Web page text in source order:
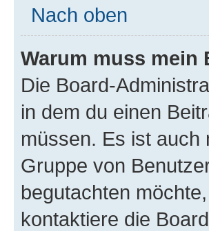
Nach oben
Warum muss mein
Die Board-
in dem du einen
müssen. Es ist auch
Gruppe von
begutachten
kontaktiere die